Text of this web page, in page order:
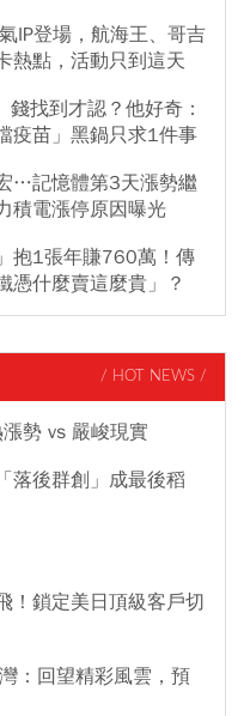
IP登場，航海王、哥吉
熱點，活動只到這天
找到才認？他好奇：
疫苗」黑鍋只求1件事
…記憶體第3天漲勢繼
積電漲停原因曝光
抱1張年賺760萬！傳
憑什麼賣這麼貴」？
/ HOT NEWS /
勢 vs 嚴峻現實
落後群創」成最後稻
！鎖定美日頂級客戶切
：回望精彩風雲，預